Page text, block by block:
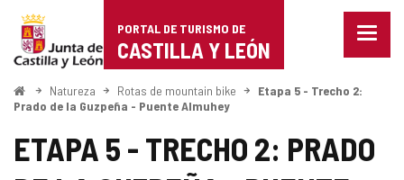
Portal
de
Turismo
de
Castilla
PORTAL DE TURISMO DE
CASTILLA Y LEÓN
Menu
ComeçoNatureza Rotas de mountain bike
Etapa 5 - Trecho 2:
Prado de la Guzpeña - Puente Almuhey
ETAPA 5 - TRECHO 2: PRADO